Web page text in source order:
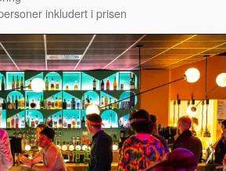
inkludert i prisen